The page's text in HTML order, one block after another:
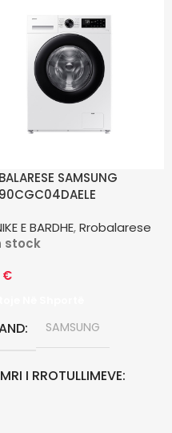
SAMSUNG
E BARDHE,Rrobalarese
stock
€
SAMSUNG
I RROTULLIMEVE